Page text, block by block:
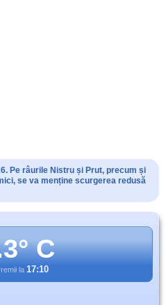
Pe râurile Nistru și Prut, precum și
se va menține scurgerea redusă
C
la 17:10